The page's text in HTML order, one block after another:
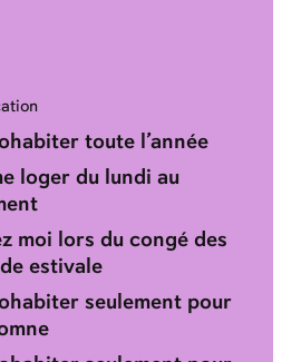
toute l’année
loger du lundi au
moi lors du congé des
estivale
seulement pour